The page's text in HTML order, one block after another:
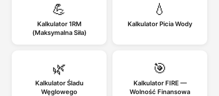
💪
Kalkulator 1RM
(Maksymalna Siła)
💧
Kalkulator Picia Wody
🌿
Kalkulator Śladu
Węglowego
🎯
Kalkulator FIRE —
Wolność Finansowa